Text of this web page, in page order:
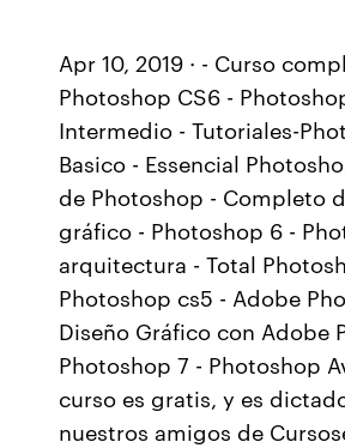
Apr 10, 2019 · - Curso
Photoshop CS6 -
Intermedio - Tutoriales-
Basico - Essencial
de Photoshop - Completo
gráfico - Photoshop 6 -
arquitectura - Total
Photoshop cs5 - Adobe
Diseño Gráfico con Adobe
Photoshop 7 - Photoshop
curso es gratis, y es
nuestros amigos de